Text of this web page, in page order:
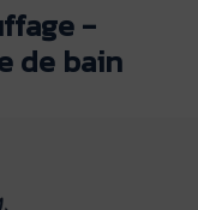
-
de bain